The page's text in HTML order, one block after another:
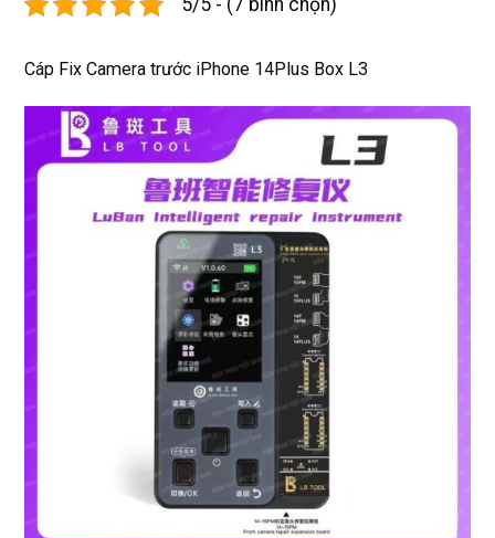
xịn
phí.
tôt
Cáp Fix Camera trước iPhone 14Plus Box L3